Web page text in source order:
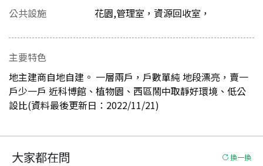
公共設施
花園,管理室，資源回收室，
主要特色
地主建商自地自建。 一層兩戶，戶數單純 地段漂亮，賣一
戶少一戶 近科博館、植物園、西區鬧中取靜好環境、低公
設比(資料最後更新日：2022/11/21)
大家都在問 換一換